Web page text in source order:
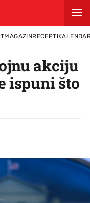
MAGAZINRECEPTI
akciju
ispuni što